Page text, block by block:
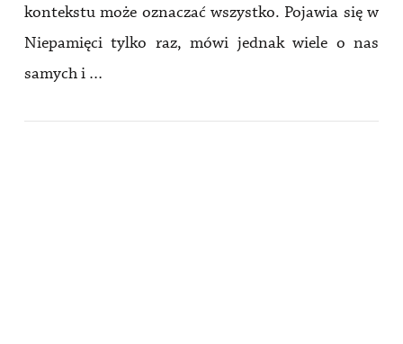
kontekstu może oznaczać wszystko. Pojawia się w
Niepamięci tylko raz, mówi jednak wiele o nas
samych i …